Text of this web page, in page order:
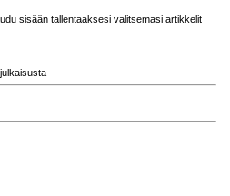
sisään tallentaaksesi valitsemasi artikkelit